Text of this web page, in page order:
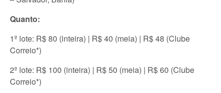
Quanto:
1º lote: R$ 80 (inteira) | R$ 40 (meia) | R$ 48 (Clube
Correio*)
2º lote: R$ 100 (inteira) | R$ 50 (meia) | R$ 60 (Clube
Correio*)